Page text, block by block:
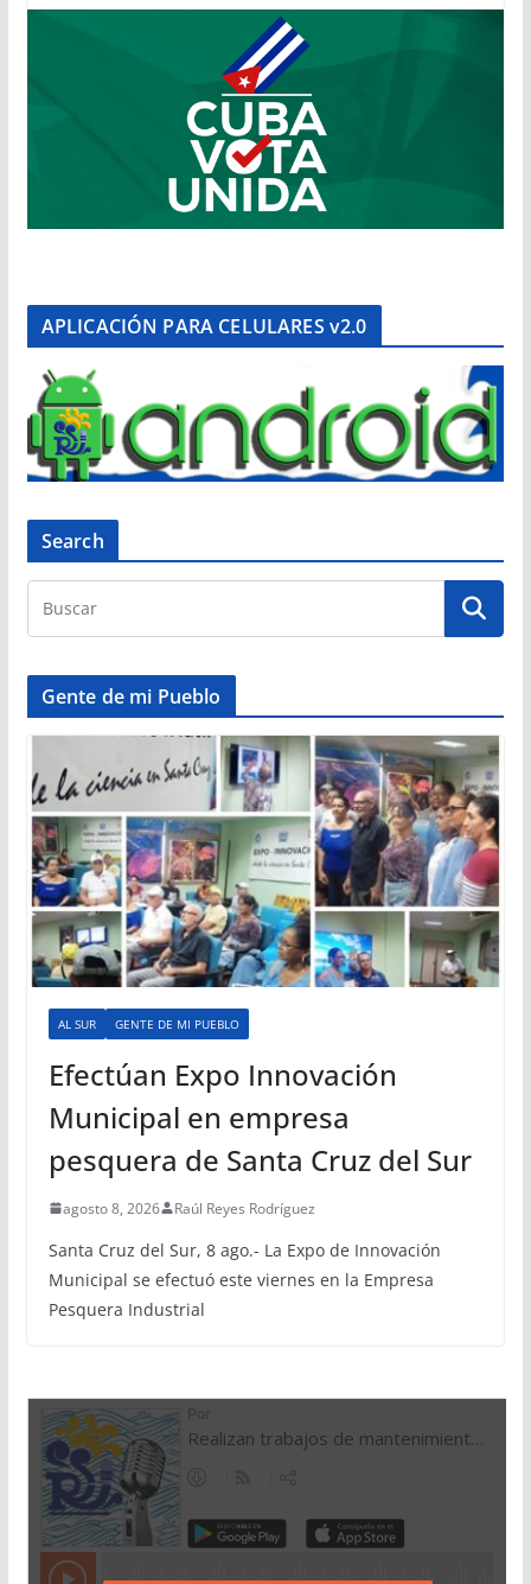
APLICACIÓN PARA CELULARES v2.0
Search
Gente de mi Pueblo
AL SUR GENTE DE MI PUEBLO
Efectúan Expo Innovación
Municipal en empresa
pesquera de Santa Cruz del Sur
agosto 8, 2026 Raúl Reyes Rodríguez
Santa Cruz del Sur, 8 ago.- La Expo de Innovación
Municipal se efectuó este viernes en la Empresa
Pesquera Industrial